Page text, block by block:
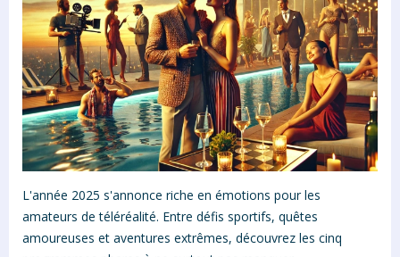
L'année 2025 s'annonce riche en émotions pour les
amateurs de téléréalité. Entre défis sportifs, quêtes
amoureuses et aventures extrêmes, découvrez les cinq